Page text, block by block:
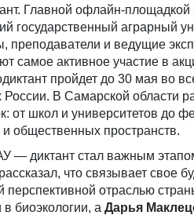
Главной офлайн-площадкой
государственный аграрный
преподаватели и ведущие
самое активное участие в
пройдет до 30 мая во
России. В Самарской области
от школ и университетов до
и общественных пространств.
— диктант стал важным
рассказал, что связывает свое
перспективной отраслью
биоэкологии, а Дарья